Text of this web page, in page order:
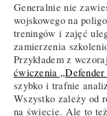
Generalnie nie
wojskowego na
treningów i zajęć
zamierzenia
Przykładem z
ćwiczenia „Defender
szybko i trafnie
Wszystko zależy od
na świecie. Ale to